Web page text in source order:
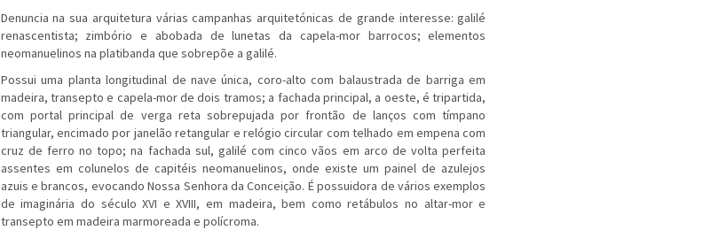
Denuncia na sua arquitetura várias campanhas arquitetónicas de grande interesse: galilé
renascentista; zimbório e abobada de lunetas da capela-mor barrocos; elementos
neomanuelinos na platibanda que sobrepõe a galilé.
Possui uma planta longitudinal de nave única, coro-alto com balaustrada de barriga em
madeira, transepto e capela-mor de dois tramos; a fachada principal, a oeste, é tripartida,
com portal principal de verga reta sobrepujada por frontão de lanços com tímpano
triangular, encimado por janelão retangular e relógio circular com telhado em empena com
cruz de ferro no topo; na fachada sul, galilé com cinco vãos em arco de volta perfeita
assentes em colunelos de capitéis neomanuelinos, onde existe um painel de azulejos
azuis e brancos, evocando Nossa Senhora da Conceição. É possuidora de vários exemplos
de imaginária do século XVI e XVIII, em madeira, bem como retábulos no altar-mor e
transepto em madeira marmoreada e polícroma.